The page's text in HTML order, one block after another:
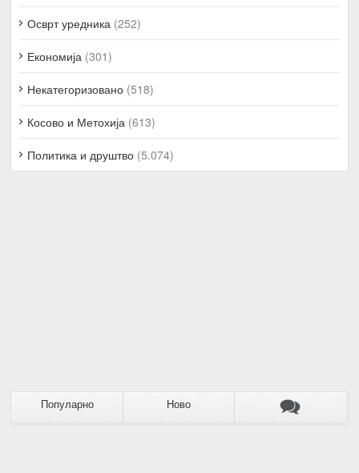
Осврт уредника (252)
Економија (301)
Некатегоризовано (518)
Косово и Метохија (613)
Политика и друштво (5.074)
Популарно Ново